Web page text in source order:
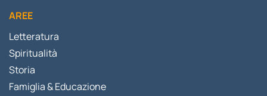
AREE
Letteratura
Spiritualità
Storia
Famiglia & Educazione